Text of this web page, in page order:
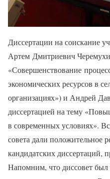
Диссертации на соискание
Артем Дмитриевич
«Совершенствование
экономических ресурсов в
организациях») и Андрей
диссертацией на тему
в современных условиях».
совета дали положительное
кандидатских диссертаций,
Напомним, что диссовет был